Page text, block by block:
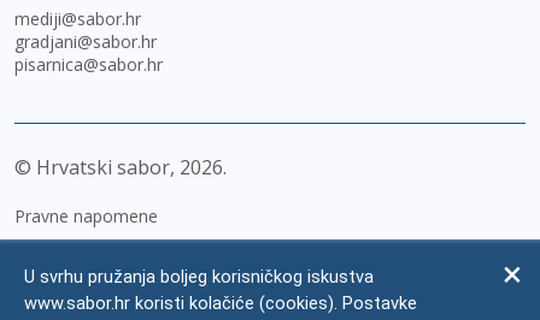
mediji@sabor.hr
gradjani@sabor.hr
pisarnica@sabor.hr
© Hrvatski sabor, 2026
Pravne napomene
Zaštita osobnih podataka
U svrhu pružanja boljeg korisničkog iskustva
www.sabor.hr koristi kolačiće (cookies). Postavke